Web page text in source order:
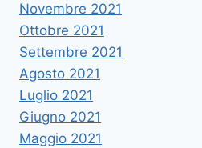
Novembre 2021
Ottobre 2021
Settembre 2021
Agosto 2021
Luglio 2021
Giugno 2021
Maggio 2021